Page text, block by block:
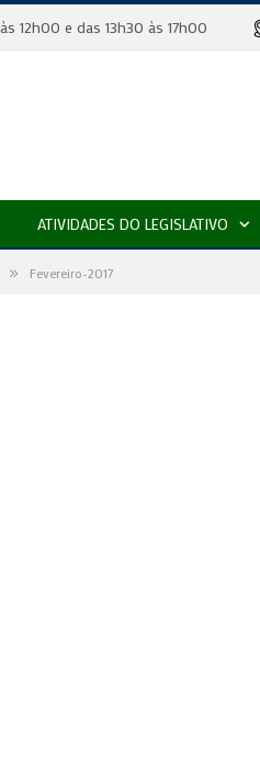
às 12h00 e das 13h30 às 17h00
ATIVIDADES DO LEGISLATIVO
» Fevereiro-2017